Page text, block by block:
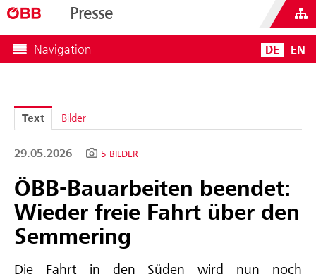
Presse
Navigation DE EN
Text Bilder
29.05.2026 5 BILDER
ÖBB-Bauarbeiten beendet:
Wieder freie Fahrt über den
Semmering
Die Fahrt in den Süden wird nun noch